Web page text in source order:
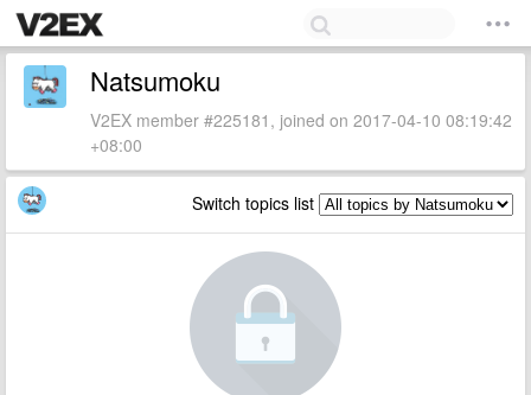
Natsumoku
V2EX member #225181, joined on 2017-04-10 08:19:42
+08:00
Switch topics list